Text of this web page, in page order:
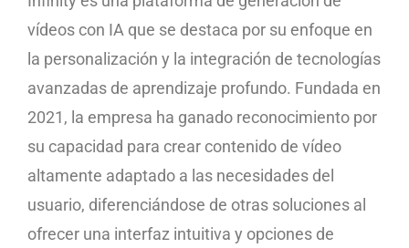
vídeos con IA que se destaca por su enfoque en
la personalización y la integración de tecnologías
avanzadas de aprendizaje profundo. Fundada en
2021, la empresa ha ganado reconocimiento por
su capacidad para crear contenido de vídeo
altamente adaptado a las necesidades del
usuario, diferenciándose de otras soluciones al
ofrecer una interfaz intuitiva y opciones de